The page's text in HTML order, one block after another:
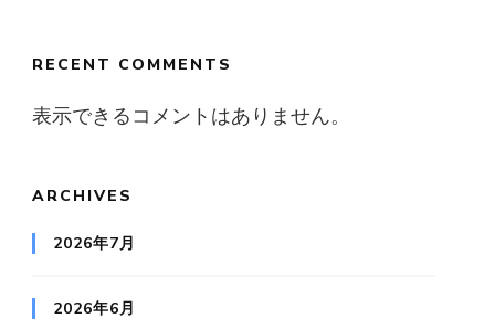
RECENT COMMENTS
表示できるコメントはありません。
ARCHIVES
2026年7月
2026年6月